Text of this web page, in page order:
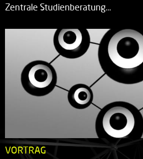
Zentrale Studienberatung…
VORTRAG